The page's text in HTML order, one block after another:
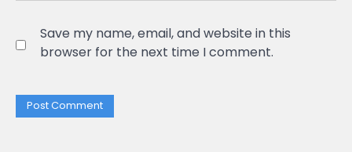
Save my name, email, and website in this
browser for the next time I comment.